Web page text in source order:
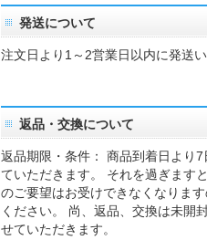
発送について
注文日より1～2営業日以内に発送い
返品・交換について
返品期限・条件： 商品到着日より7
ていただきます。 それを過ぎます
のご要望はお受けできなくなりま
ください。 尚、返品、交換は未開
せていただきます。